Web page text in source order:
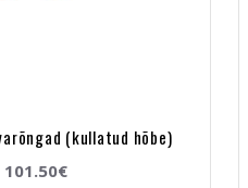
(kullatud hõbe)
101.50€